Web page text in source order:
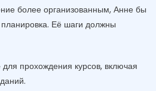
более организованным, Анне бы
Её шаги должны
для прохождения курсов, включая